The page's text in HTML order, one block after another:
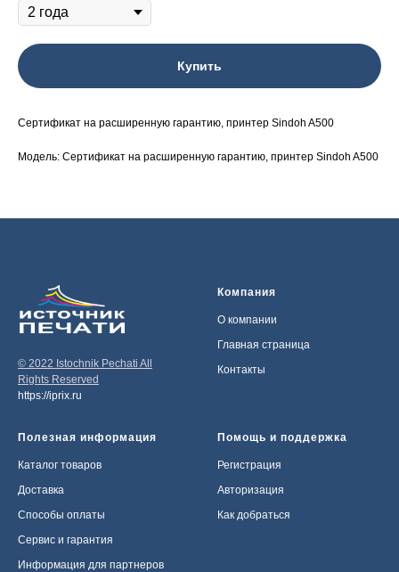
Купить
Сертификат на расширенную гарантию, принтер Sindoh A500
Модель: Сертификат на расширенную гарантию, принтер Sindoh A500
© 2022 Istochnik Pechati All
Rights Reserved
https://iprix.ru
Компания
О компании
Главная страница
Контакты
Полезная информация
Каталог товаров
Доставка
Способы оплаты
Сервис и гарантия
Информация для партнеров
Помощь и поддержка
Регистрация
Авторизация
Как добраться